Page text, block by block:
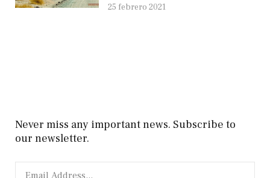
25 febrero 2021
Never miss any important news. Subscribe to
our newsletter.